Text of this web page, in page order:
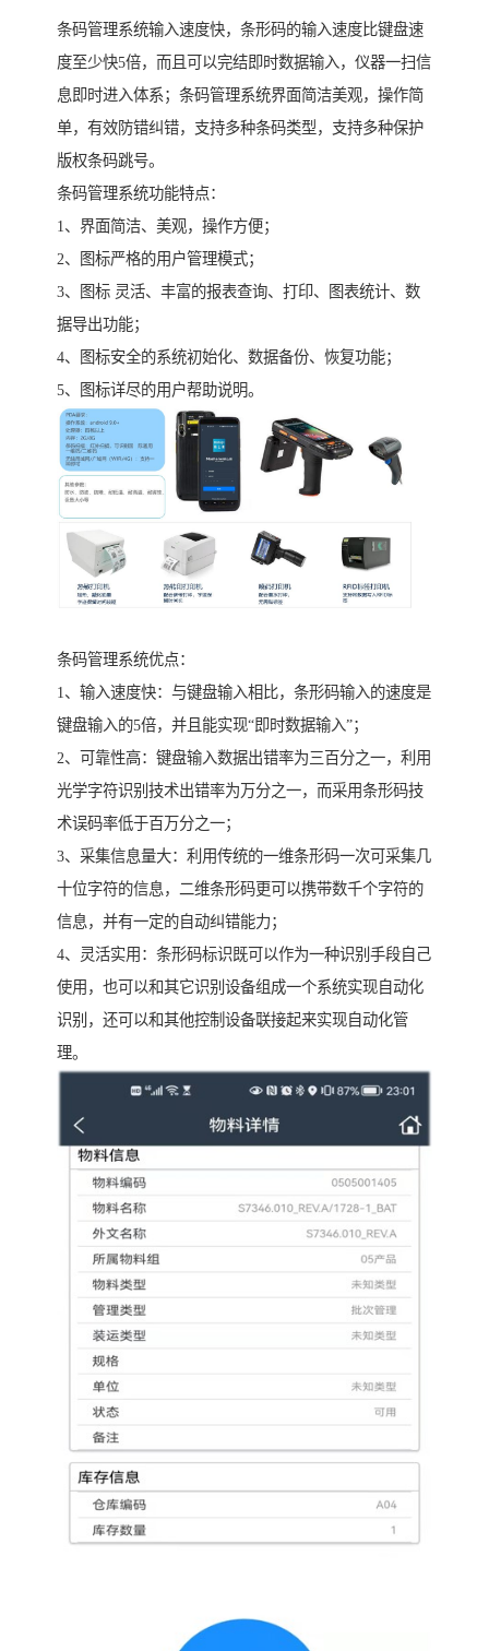
条码管理系统输入速度快，条形码的输入速度比键盘速
度至少快5倍，而且可以完结即时数据输入，仪器一扫信
息即时进入体系；条码管理系统界面简洁美观，操作简
单，有效防错纠错，支持多种条码类型，支持多种保护
版权条码跳号。
条码管理系统功能特点：
1、界面简洁、美观，操作方便；
2、图标严格的用户管理模式；
3、图标 灵活、丰富的报表查询、打印、图表统计、数
据导出功能；
4、图标安全的系统初始化、数据备份、恢复功能；
5、图标详尽的用户帮助说明。
条码管理系统优点：
1、输入速度快：与键盘输入相比，条形码输入的速度是
键盘输入的5倍，并且能实现“即时数据输入”；
2、可靠性高：键盘输入数据出错率为三百分之一，利用
光学字符识别技术出错率为万分之一，而采用条形码技
术误码率低于百万分之一；
3、采集信息量大：利用传统的一维条形码一次可采集几
十位字符的信息，二维条形码更可以携带数千个字符的
信息，并有一定的自动纠错能力；
4、灵活实用：条形码标识既可以作为一种识别手段自己
使用，也可以和其它识别设备组成一个系统实现自动化
识别，还可以和其他控制设备联接起来实现自动化管
理。